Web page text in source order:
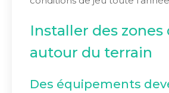
Installer des zones
autour du terrain
Des équipements